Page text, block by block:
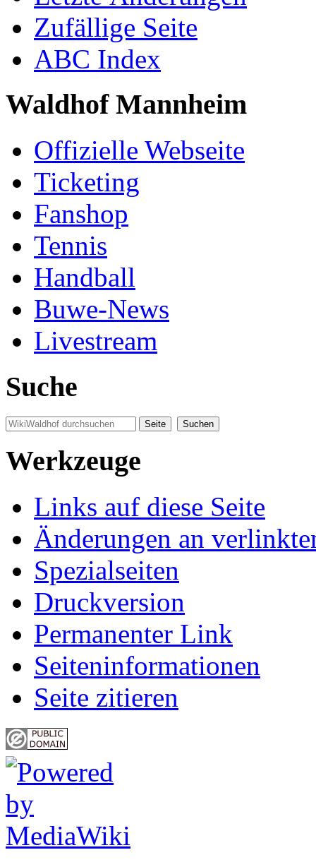
Zufällige Seite
ABC Index
Waldhof Mannheim
Offizielle Webseite
Ticketing
Fanshop
Tennis
Handball
Buwe-News
Livestream
Suche
Werkzeuge
Links auf diese Seite
Änderungen an
Spezialseiten
Druckversion
Permanenter Link
Seiten­informationen
Seite zitieren